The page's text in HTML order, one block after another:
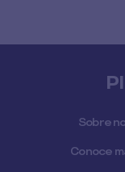
Sobre
Conoce